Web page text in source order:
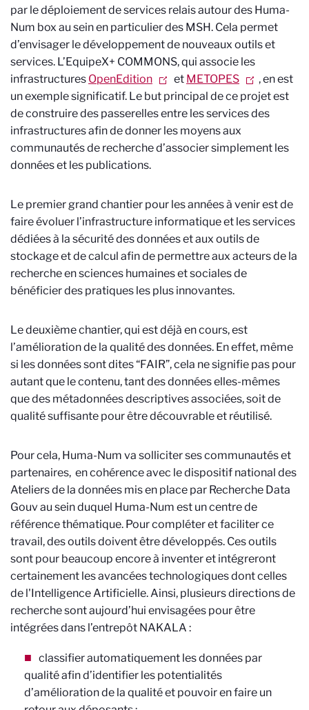
par le déploiement de services relais autour des Huma-
Num box au sein en particulier des MSH. Cela permet
d’envisager le développement de nouveaux outils et
services. L’EquipeX+ COMMONS, qui associe les
infrastructures OpenEdition et METOPES
, en est
un exemple significatif. Le but principal de ce projet est
de construire des passerelles entre les services des
infrastructures afin de donner les moyens aux
communautés de recherche d’associer simplement les
données et les publications.
Le premier grand chantier pour les années à venir est de
faire évoluer l’infrastructure informatique et les services
dédiées à la sécurité des données et aux outils de
stockage et de calcul afin de permettre aux acteurs de la
recherche en sciences humaines et sociales de
bénéficier des pratiques les plus innovantes.
Le deuxième chantier, qui est déjà en cours, est
l’amélioration de la qualité des données. En effet, même
si les données sont dites “FAIR”, cela ne signifie pas pour
autant que le contenu, tant des données elles-mêmes
que des métadonnées descriptives associées, soit de
qualité suffisante pour être découvrable et réutilisé.
Pour cela, Huma-Num va solliciter ses communautés et
partenaires, en cohérence avec le dispositif national des
Ateliers de la données mis en place par Recherche Data
Gouv au sein duquel Huma-Num est un centre de
référence thématique. Pour compléter et faciliter ce
travail, des outils doivent être développés. Ces outils
sont pour beaucoup encore à inventer et intégreront
certainement les avancées technologiques dont celles
de l'Intelligence Artificielle. Ainsi, plusieurs directions de
recherche sont aujourd’hui envisagées pour être
intégrées dans l’entrepôt NAKALA :
classifier automatiquement les données par
qualité afin d’identifier les potentialités
d’amélioration de la qualité et pouvoir en faire un